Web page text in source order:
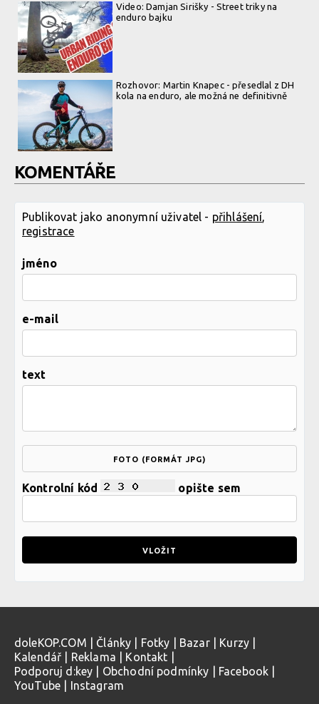
Video: Damjan Sirišky - Street triky na
enduro bajku
Rozhovor: Martin Knapec - přesedlal z DH
kola na enduro, ale možná ne definitivně
KOMENTÁŘE
Publikovat jako anonymní uživatel - přihlášení
registrace
jméno
e-mail
text
FOTO (FORMÁT JPG)
Kontrolní kód opište sem
doleKOP.COM Články Fotky Bazar| Kurzy
Kalendář
Reklama Kontakt
Podporuj d:key
Obchodní podmínky Facebook
YouTube
Instagram